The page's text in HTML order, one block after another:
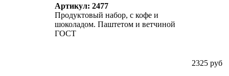
Артикул: 2477
Продуктовый набор, с кофе и
шоколадом. Паштетом и ветчиной
ГОСТ
2325 руб